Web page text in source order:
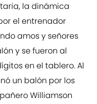
la dinámica
el entrenador
amos y señores
y se fueron al
en el tablero. Al
un balón por los
Williamson